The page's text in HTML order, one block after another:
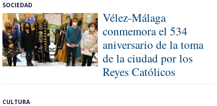
SOCIEDAD
Vélez-Málaga
conmemora el 534
aniversario de la toma
de la ciudad por los
Reyes Católicos
CULTURA